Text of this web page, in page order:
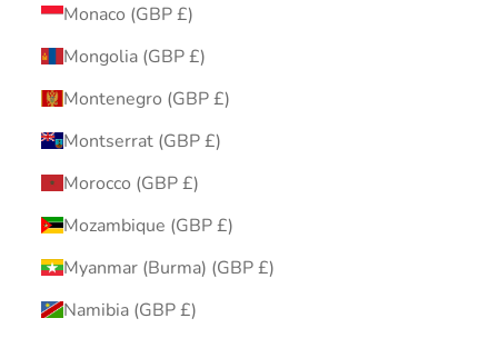
Monaco (GBP £)
Mongolia (GBP £)
Montenegro (GBP £)
Montserrat (GBP £)
Morocco (GBP £)
Mozambique (GBP £)
Myanmar (Burma) (GBP £)
Namibia (GBP £)